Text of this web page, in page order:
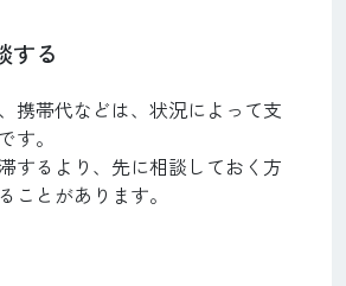
する
携帯代などは、状況によって支
す。
するより、先に相談しておく方
ことがあります。